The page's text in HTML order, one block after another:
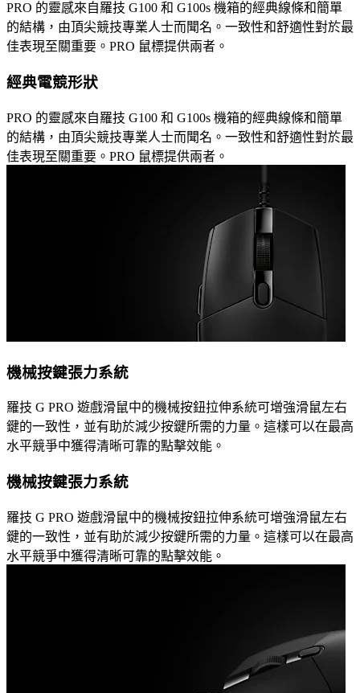
PRO 的靈感來自羅技 G100 和 G100s 機箱的經典線條和簡單
的結構，由頂尖競技專業人士而聞名。一致性和舒適性對於最
佳表現至關重要。PRO 鼠標提供兩者。
經典電競形狀
PRO 的靈感來自羅技 G100 和 G100s 機箱的經典線條和簡單
的結構，由頂尖競技專業人士而聞名。一致性和舒適性對於最
佳表現至關重要。PRO 鼠標提供兩者。
機械按鍵張力系統
羅技 G PRO 遊戲滑鼠中的機械按鈕拉伸系統可增強滑鼠左右
鍵的一致性，並有助於減少按鍵所需的力量。這樣可以在最高
水平競爭中獲得清晰可靠的點擊效能。
機械按鍵張力系統
羅技 G PRO 遊戲滑鼠中的機械按鈕拉伸系統可增強滑鼠左右
鍵的一致性，並有助於減少按鍵所需的力量。這樣可以在最高
水平競爭中獲得清晰可靠的點擊效能。